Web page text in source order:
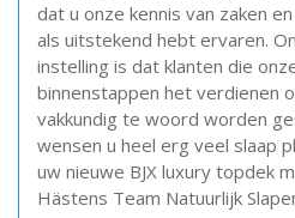
dat u onze kennis van zaken
als uitstekend hebt ervaren.
instelling is dat klanten die
binnenstappen het verdienen
vakkundig te woord worden
wensen u heel erg veel slaap
uw nieuwe BJX luxury topdek
Hästens Team Natuurlijk